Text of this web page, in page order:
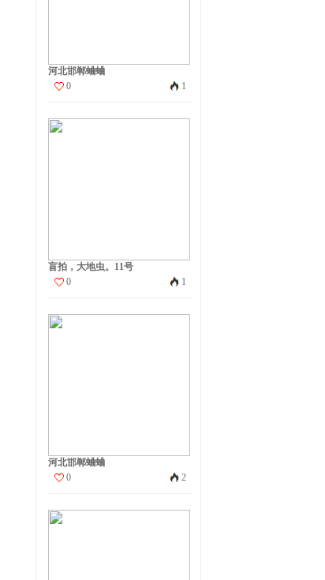
河北邯郸蛐蛐
0
1
盲拍，大地虫。11号
0
1
河北邯郸蛐蛐
0
2